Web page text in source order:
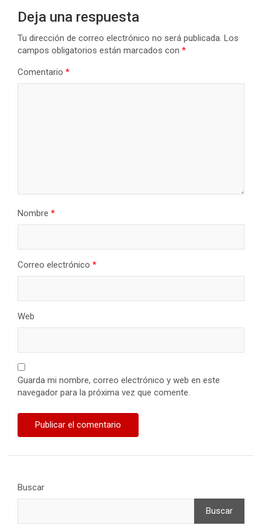
Deja una respuesta
Tu dirección de correo electrónico no será publicada. Los
campos obligatorios están marcados con *
Comentario *
Nombre *
Correo electrónico *
Web
Guarda mi nombre, correo electrónico y web en este
navegador para la próxima vez que comente.
Buscar
Buscar